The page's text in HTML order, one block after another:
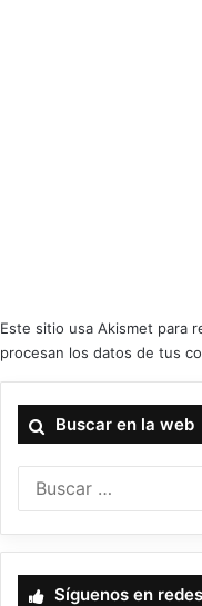
FACADE regresa desde
banda más madura, con
voces extraídas del
consolidar el sonido
Este sitio usa Akismet para
procesan los datos de tus
Buscar en la web
Síguenos en redes